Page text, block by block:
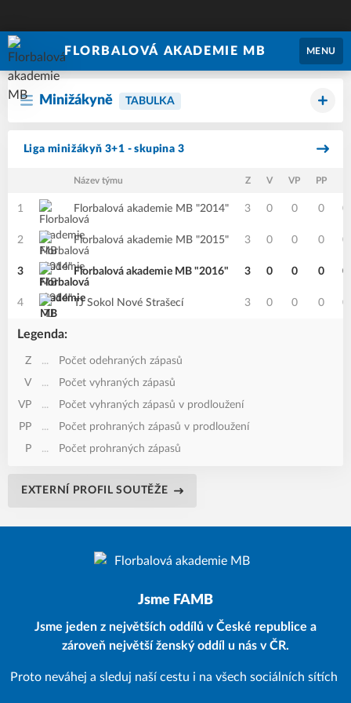
FLORBALOVÁ AKADEMIE MB MENU
Minižákyně TABULKA
Liga minižákyň 3+1 - skupina 3
Název týmu Z V VP PP
1 Florbalová akademie MB "2014" 3 0 0 0 0
2 Florbalová akademie MB "2015" 3 0 0 0 0
3 Florbalová akademie MB "2016" 3 0 0 0 0
4 TJ Sokol Nové Strašecí 3 0 0 0 0
Legenda:
Z ...
Počet odehraných zápasů
V
...
Počet vyhraných zápasů
VP
...
Počet vyhraných zápasů v prodloužení
PP
...
Počet prohraných zápasů v prodloužení
P
... Počet prohraných zápasů
EXTERNÍ PROFIL SOUTĚŽE
Jsme FAMB
Jsme jeden z největších oddílů v České republice a
zároveň největší ženský oddíl u nás v ČR.
Proto neváhej a sleduj naší cestu i na všech sociálních sítích